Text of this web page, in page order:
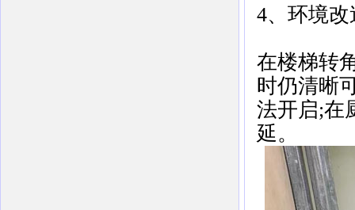
4、环境
在楼梯转
时仍清晰
法开启;在
延。